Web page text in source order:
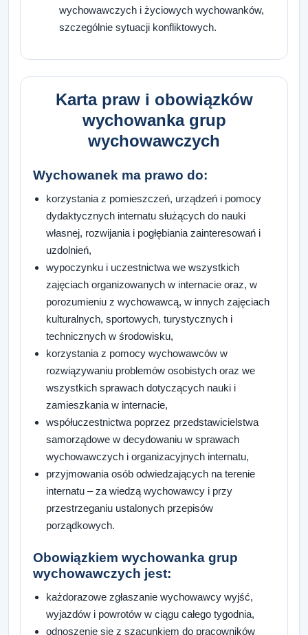
wychowawczych i życiowych wychowanków,
szczególnie sytuacji konfliktowych.
Karta praw i obowiązków
wychowanka grup
wychowawczych
Wychowanek ma prawo do:
korzystania z pomieszczeń, urządzeń i pomocy
dydaktycznych internatu służących do nauki
własnej, rozwijania i pogłębiania zainteresowań i
uzdolnień,
wypoczynku i uczestnictwa we wszystkich
zajęciach organizowanych w internacie oraz, w
porozumieniu z wychowawcą, w innych zajęciach
kulturalnych, sportowych, turystycznych i
technicznych w środowisku,
korzystania z pomocy wychowawców w
rozwiązywaniu problemów osobistych oraz we
wszystkich sprawach dotyczących nauki i
zamieszkania w internacie,
współuczestnictwa poprzez przedstawicielstwa
samorządowe w decydowaniu w sprawach
wychowawczych i organizacyjnych internatu,
przyjmowania osób odwiedzających na terenie
internatu – za wiedzą wychowawcy i przy
przestrzeganiu ustalonych przepisów
porządkowych.
Obowiązkiem wychowanka grup
wychowawczych jest:
każdorazowe zgłaszanie wychowawcy wyjść,
wyjazdów i powrotów w ciągu całego tygodnia,
odnoszenie się z szacunkiem do pracowników